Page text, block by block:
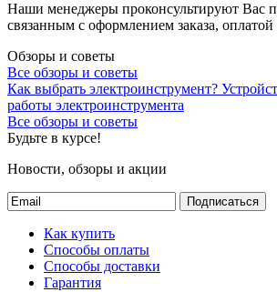
Наши менеджеры проконсультируют Вас
связанным с оформлением заказа, оплатой
Обзоры и советы
Все обзоры и советы
Как выбрать электроинструмент?
работы электроинструмента
Все обзоры и советы
Будьте в курсе!
Новости, обзоры и акции
Подписаться
Как купить
Способы оплаты
Способы доставки
Гарантия